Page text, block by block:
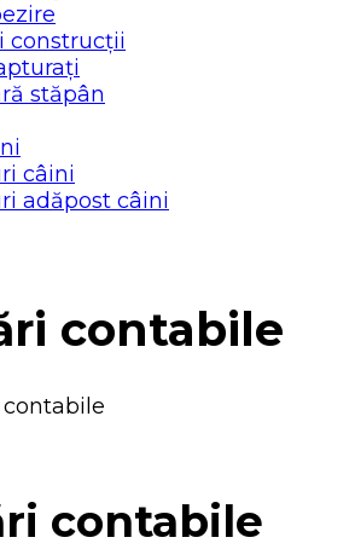
construcții
stăpân
câini
adăpost câini
contabile
contabile